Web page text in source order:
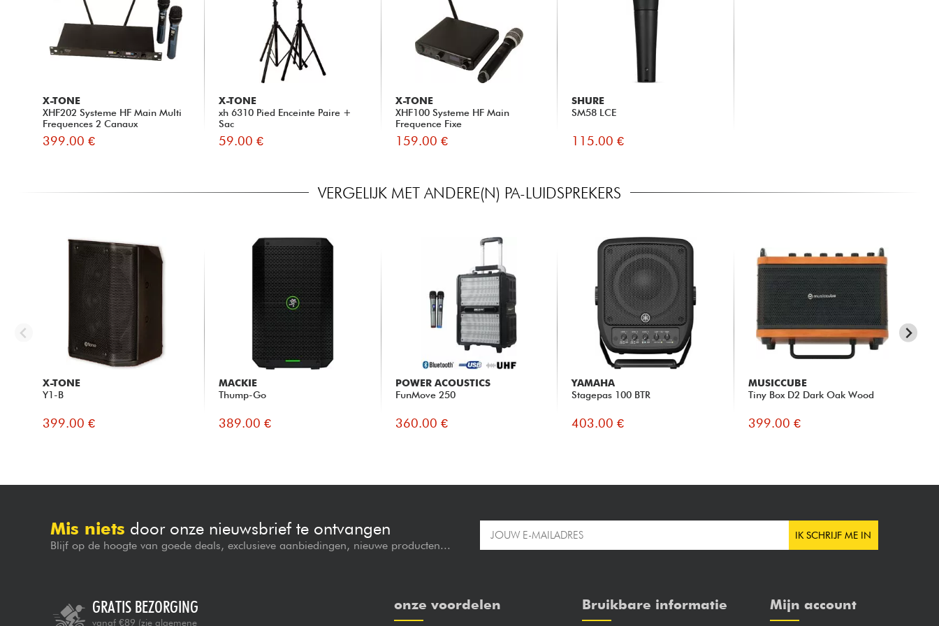
X-TONE
XHF202 Systeme HF Main Multi
Frequences 2 Canaux
399.00 €
X-TONE
xh 6310 Pied Enceinte Paire +
Sac
59.00 €
X-TONE
XHF100 Systeme HF Main
Frequence Fixe
159.00 €
SHURE
SM58 LCE
115.00 €
VERGELIJK MET ANDERE(N) PA-LUIDSPREKERS
X-TONE
Y1-B
399.00 €
MACKIE
Thump-Go
389.00 €
POWER ACOUSTICS
FunMove 250
360.00 €
YAMAHA
Stagepas 100 BTR
403.00 €
MUSICCUBE
Tiny Box D2 Dark Oak Wood
399.00 €
Mis niets door onze nieuwsbrief te ontvangen
Blijf op de hoogte van goede deals, exclusieve aanbiedingen, nieuwe producten...
IK SCHRIJF ME IN
GRATIS BEZORGING
vanaf €89 (zie algemene
onze voordelen Bruikbare informatie Mijn account